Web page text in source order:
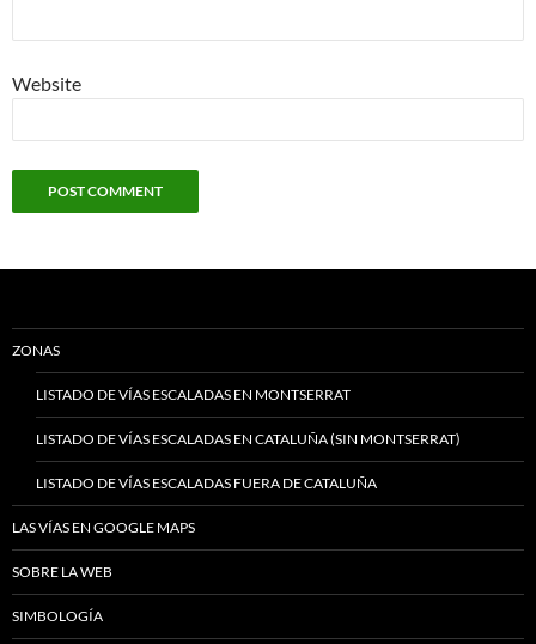
Website
ZONAS
LISTADO DE VÍAS ESCALADAS EN MONTSERRAT
LISTADO DE VÍAS ESCALADAS EN CATALUÑA (SIN MONTSERRAT)
LISTADO DE VÍAS ESCALADAS FUERA DE CATALUÑA
LAS VÍAS EN GOOGLE MAPS
SOBRE LA WEB
SIMBOLOGÍA